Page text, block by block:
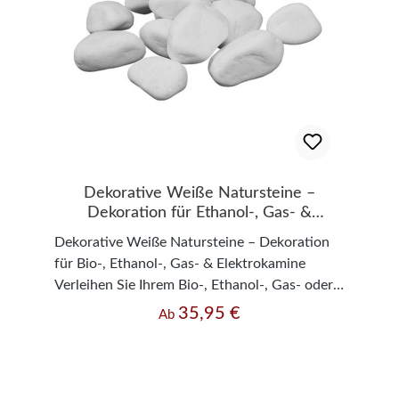
Dekorative Weiße Natursteine –
Dekoration für Ethanol-, Gas- &
Dekorative Weiße Natursteine – Dekoration
für Bio-, Ethanol-, Gas- & Elektrokamine
Verleihen Sie Ihrem Bio-, Ethanol-, Gas- oder
Elektrokamin eine elegante und zeitlose Optik
Regulärer Preis:
Ab 35,95 €